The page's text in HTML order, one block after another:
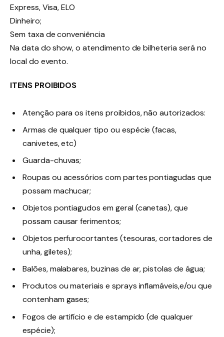
Express, Visa, ELO
Dinheiro;
Sem taxa de conveniência
Na data do show, o atendimento de bilheteria será no
local do evento.
ITENS PROIBIDOS
Atenção para os itens proibidos, não autorizados:
Armas de qualquer tipo ou espécie (facas,
canivetes, etc)
Guarda-chuvas;
Roupas ou acessórios com partes pontiagudas que
possam machucar;
Objetos pontiagudos em geral (canetas), que
possam causar ferimentos;
Objetos perfurocortantes (tesouras, cortadores de
unha, giletes);
Balões, malabares, buzinas de ar, pistolas de água;
Produtos ou materiais e sprays inflamáveis,e/ou que
contenham gases;
Fogos de artifício e de estampido (de qualquer
espécie);